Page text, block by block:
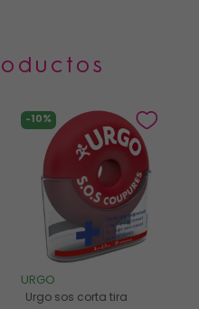
-10%
URGO
Urgo sos corta tira